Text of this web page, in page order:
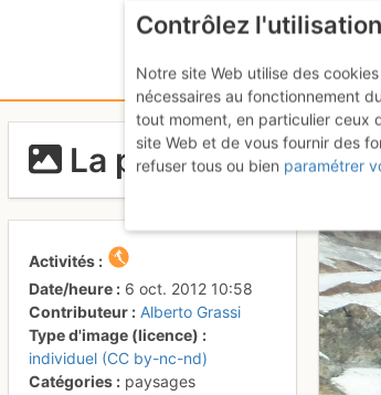
La pala dall'alto
Activités
Date/heure
6 oct. 2012 10:58
Contributeur
Alberto Grassi
Type d'image (licence)
individuel (CC by-nc-nd)
Catégories
paysages
Contrôlez
Notre site Web utilise des
nécessaires au fonctionnement
tout moment, en particulier ceux
site Web et de vous fournir des
refuser tous ou bien paramétrer